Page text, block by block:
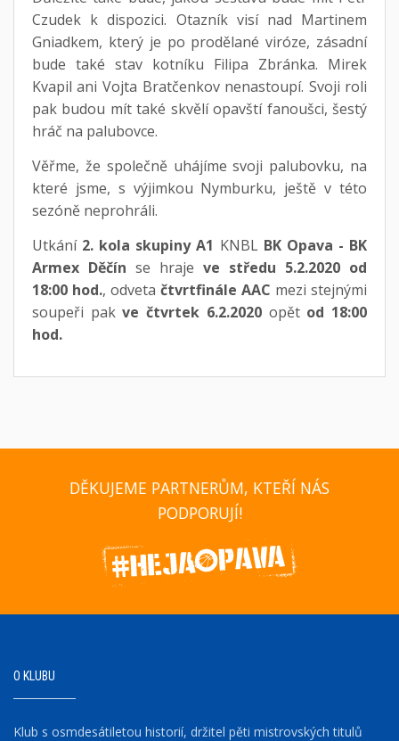
Czudek k dispozici. Otazník visí nad Martinem
Gniadkem, který je po prodělané viróze, zásadní
bude také stav kotníku Filipa Zbránka. Mirek
Kvapil ani Vojta Bratčenkov nenastoupí. Svoji roli
pak budou mít také skvělí opavští fanoušci, šestý
hráč na palubovce.
Věřme, že společně uhájíme svoji palubovku, na
které jsme, s výjimkou Nymburku, ještě v této
sezóně neprohráli.
Utkání 2. kola skupiny A1 KNBL BK Opava - BK
Armex Děčín se hrajeve středu 5.2.2020 od
18:00 hod., odvetačtvrtfinále AAC mezi stejnými
soupeři pakve čtvrtek 6.2.2020opět od 18:00
hod.
DĚKUJEME PARTNERŮM, KTEŘÍ NÁS
PODPORUJÍ!
O KLUBU
Klub s osmdesátiletou historií, držitel pěti mistrovských titulů